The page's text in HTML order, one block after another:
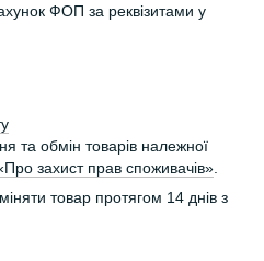
ФОП за реквізитами у
та обмін товарів належної
захист прав споживачів».
товар протягом 14 днів з